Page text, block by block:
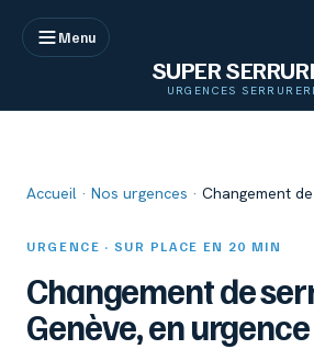
Menu
SUPER
URGENCES
Accueil · Nos urgences · Changement
URGENCE · SUR PLACE EN 20 MIN
Changement de
Genève, en urgence